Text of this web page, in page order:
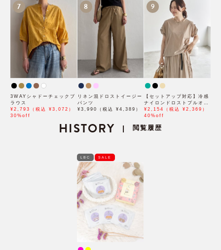
7
3WAYシャドーチェックブ
ラウス
¥2,793（税込 ¥3,072）
30%off
8
リネン混ドロストイージー
パンツ
¥3,990（税込 ¥4,389）
9
【セットアップ対応】冷感
ナイロンドロストプルオー
バー
¥2,154（税込 ¥2,369）
40%off
HISTORY | 閲覧履歴
LBC SALE